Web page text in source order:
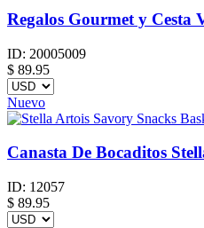
Regalos Gourmet y Cesta
ID: 20005009
$ 89.95
Nuevo
Canasta De Bocaditos
ID: 12057
$ 89.95